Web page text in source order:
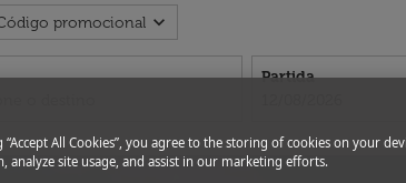
promocional expand_more
Partida
“Accept All Cookies”, you agree to the storing of cookies on your
analyze site usage, and assist in our marketing efforts.